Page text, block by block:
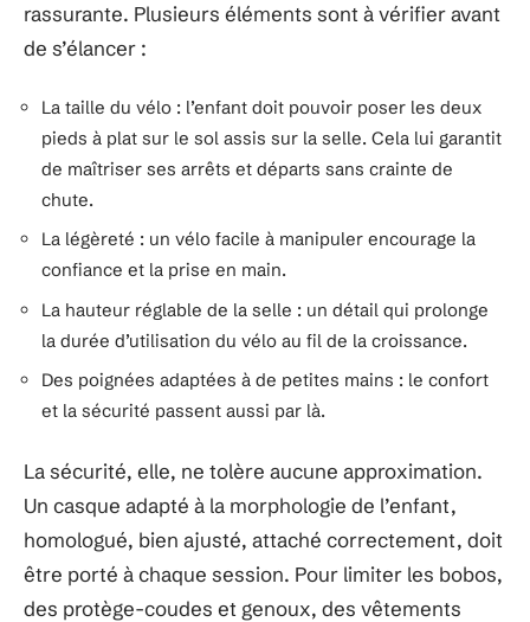
rassurante. Plusieurs éléments sont à vérifier avant
de s’élancer :
La taille du vélo : l’enfant doit pouvoir poser les deux
pieds à plat sur le sol assis sur la selle. Cela lui garantit
de maîtriser ses arrêts et départs sans crainte de
chute.
La légèreté : un vélo facile à manipuler encourage la
confiance et la prise en main.
La hauteur réglable de la selle : un détail qui prolonge
la durée d’utilisation du vélo au fil de la croissance.
Des poignées adaptées à de petites mains : le confort
et la sécurité passent aussi par là.
La sécurité, elle, ne tolère aucune approximation.
Un casque adapté à la morphologie de l’enfant,
homologué, bien ajusté, attaché correctement, doit
être porté à chaque session. Pour limiter les bobos,
des protège-coudes et genoux, des vêtements